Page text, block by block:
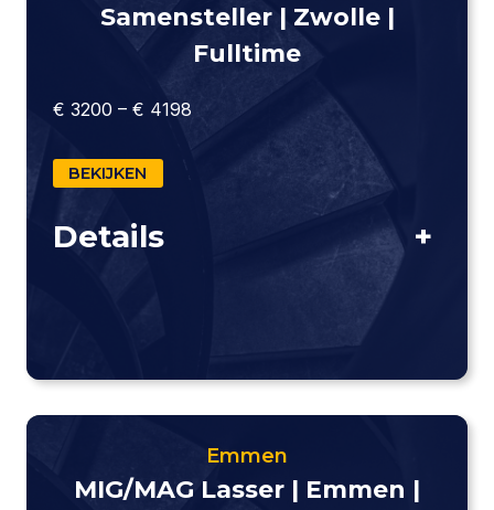
Samensteller | Zwolle |
Fulltime
€ 3200 – € 4198
BEKIJKEN
Details +
Emmen
MIG/MAG Lasser | Emmen |